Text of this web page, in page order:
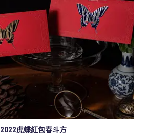
2022虎蝶紅包春斗方